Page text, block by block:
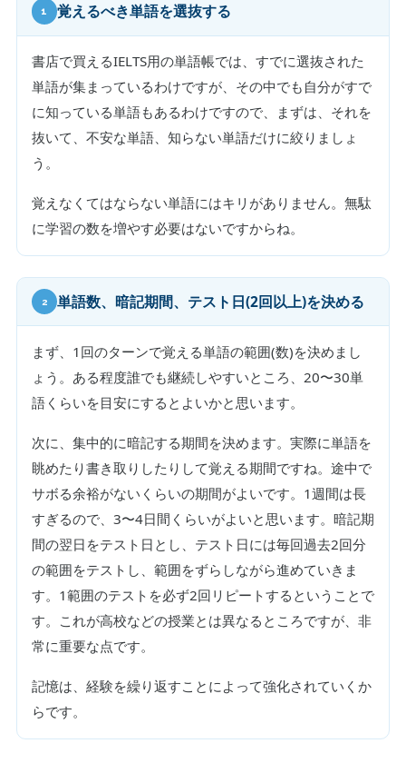
1 覚えるべき単語を選抜する
書店で買えるIELTS用の単語帳では、すでに選抜された
単語が集まっているわけですが、その中でも自分がすで
に知っている単語もあるわけですので、まずは、それを
抜いて、不安な単語、知らない単語だけに絞りましょ
う。
覚えなくてはならない単語にはキリがありません。無駄
に学習の数を増やす必要はないですからね。
2 単語数、暗記期間、テスト日(2回以上)を決める
まず、1回のターンで覚える単語の範囲(数)を決めまし
ょう。ある程度誰でも継続しやすいところ、20〜30単
語くらいを目安にするとよいかと思います。
次に、集中的に暗記する期間を決めます。実際に単語を
眺めたり書き取りしたりして覚える期間ですね。途中で
サボる余裕がないくらいの期間がよいです。1週間は長
すぎるので、3〜4日間くらいがよいと思います。暗記期
間の翌日をテスト日とし、テスト日には毎回過去2回分
の範囲をテストし、範囲をずらしながら進めていきま
す。1範囲のテストを必ず2回リピートするということで
す。これが高校などの授業とは異なるところですが、非
常に重要な点です。
記憶は、経験を繰り返すことによって強化されていくか
らです。